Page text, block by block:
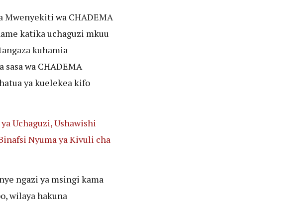
Mwenyekiti wa CHADEMA
katika uchaguzi mkuu
kuhamia
wa CHADEMA
ya kuelekea kifo
ya Uchaguzi, Ushawishi
Nyuma ya Kivuli cha
ngazi ya msingi kama
wilaya hakuna